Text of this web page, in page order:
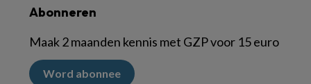
Abonneren
Maak 2 maanden kennis met GZP voor 15 euro
Word abonnee